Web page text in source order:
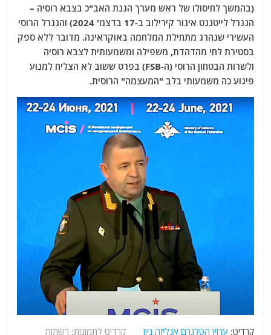
(בהמשך לחיסולו של ראש מערך הגנת האב"כ בצבא רוסיה –
הגנרל לייטננט איגור קירילוב ב-17 בדצמ' 2024) והגנרל הרוסי
העשירי שנהרג מתחילת המלחמה באוקראינה. מדובר ללא ספק
בסטירת לחי מהדהדת, משפילה ומשמעותית לצבא רוסיה
ולשרות הבטחון הרוסי (ה-FSB) בפרט ששוב לא הצליח למנוע
פיגוע כה משמעותי בלב "המעצמה" הרוסית.
קרדיט: ערוץ הטלגרם אנליזה ניוז קרדיט לתמונות: רשתות